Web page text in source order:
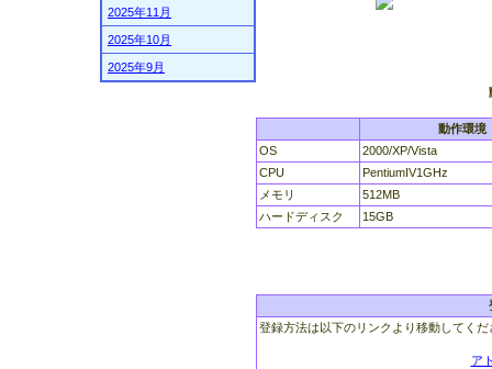
2025年11月
2025年10月
2025年9月
動作環境
OS
2000/XP/Vista
CPU
PentiumIV1GHz
メモリ
512MB
ハードディスク
15GB
登録方法は以下のリンクより移動してくだ
ア